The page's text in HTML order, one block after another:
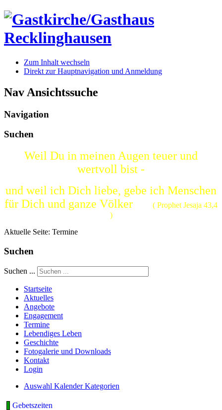
Zum Inhalt wechseln
Direkt zur Hauptnavigation und Anmeldung
Nav Ansichtssuche
Navigation
Suchen
Weil Du in meinen Augen teuer und
wertvoll bist -
und weil ich Dich liebe, gebe ich Menschen
für Dich und ganze Völker ( Prophet Jesaja 43,4
)
Aktuelle Seite: Termine
Suchen
Suchen ...
Startseite
Aktuelles
Angebote
Engagement
Termine
Lebendiges Leben
Geschichte
Fotogalerie und Downloads
Kontakt
Login
Auswahl Kalender Kategorien
Gebetszeiten